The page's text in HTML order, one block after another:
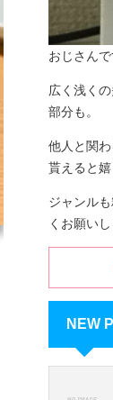
おじさんで
広く浅く
部分も。
他人と関
貰えると嬉
ジャンル
くお願いし
NEW